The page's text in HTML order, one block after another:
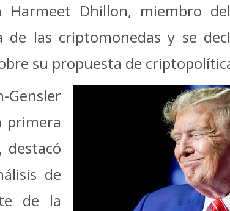
Harmeet Dhillon, miembro
de las criptomonedas y se
su propuesta de
primera
destacó
de
de la